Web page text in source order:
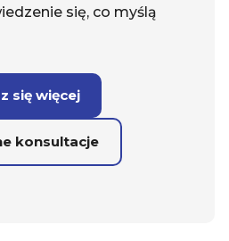
się, co myślą
się więcej
konsultacje